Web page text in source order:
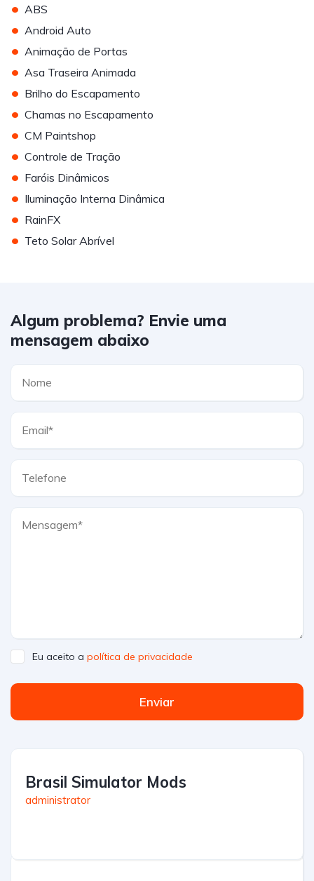
• ABS
• Android Auto
• Animação de Portas
• Asa Traseira Animada
• Brilho do Escapamento
• Chamas no Escapamento
• CM Paintshop
• Controle de Tração
• Faróis Dinâmicos
• Iluminação Interna Dinâmica
• RainFX
• Teto Solar Abrível
Algum problema? Envie uma
mensagem abaixo
Eu aceito a política de privacidade
Enviar
Brasil Simulator Mods
administrator